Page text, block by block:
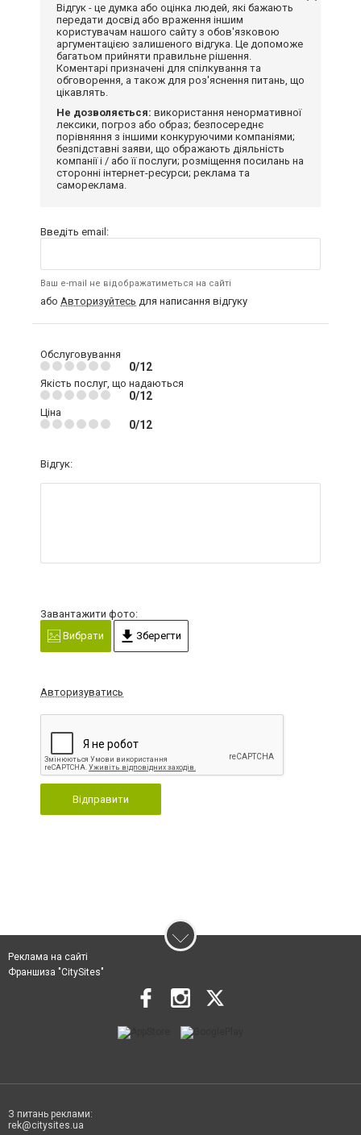
Відгук - це думка або оцінка людей, які бажають
передати досвід або враження іншим
користувачам нашого сайту з обов'язковою
аргументацією залишеного відгука. Це допоможе
багатьом прийняти правильне рішення.
Коментарі призначені для спілкування та
обговорення, а також для роз'яснення питань, що
цікавлять.
Не дозволяється: використання ненормативної
лексики, погроз або образ; безпосереднє
порівняння з іншими конкуруючими компаніями;
безпідставні заяви, що ображають діяльність
компанії і / або її послуги; розміщення посилань на
сторонні інтернет-ресурси; реклама та
самореклама.
Введіть email:
Ваш e-mail не відображатиметься на сайті
або Авторизуйтесь для написання відгуку
Обслуговування
0/12
Якість послуг, що надаються
0/12
Ціна
0/12
Відгук:
Завантажити фото:
Вибрати
Зберегти
Авторизуватись
Відправити
Реклама на сайті
Франшиза "CitySites"
З питань реклами:
rek@citysites.ua